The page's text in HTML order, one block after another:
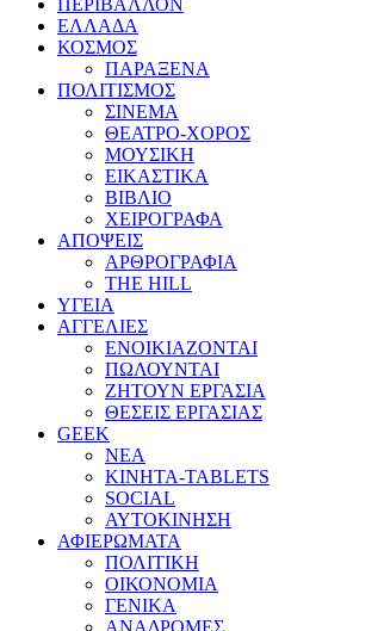
ΠΕΡΙΒΑΛΛΟΝ
ΕΛΛΑΔΑ
ΚΟΣΜΟΣ
ΠΑΡΑΞΕΝΑ
ΠΟΛΙΤΙΣΜΟΣ
ΣΙΝΕΜΑ
ΘΕΑΤΡΟ-ΧΟΡΟΣ
ΜΟΥΣΙΚΗ
ΕΙΚΑΣΤΙΚΑ
ΒΙΒΛΙΟ
ΧΕΙΡΟΓΡΑΦΑ
ΑΠΟΨΕΙΣ
ΑΡΘΡΟΓΡΑΦΙΑ
THE HILL
ΥΓΕΙΑ
ΑΓΓΕΛΙΕΣ
ΕΝΟΙΚΙΑΖΟΝΤΑΙ
ΠΩΛΟΥΝΤΑΙ
ΖΗΤΟΥΝ ΕΡΓΑΣΙΑ
ΘΕΣΕΙΣ ΕΡΓΑΣΙΑΣ
GEEK
ΝΕΑ
ΚΙΝΗΤΑ-TABLETS
SOCIAL
ΑΥΤΟΚΙΝΗΣΗ
ΑΦΙΕΡΩΜΑΤΑ
ΠΟΛΙΤΙΚΗ
ΟΙΚΟΝΟΜΙΑ
ΓΕΝΙΚΑ
ΑΝΑΔΡΟΜΕΣ